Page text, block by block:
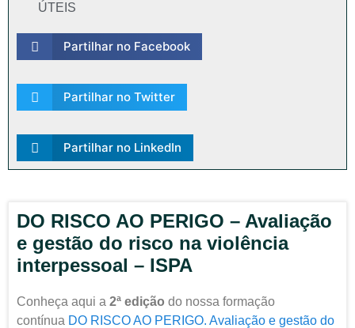
ÚTEIS
Partilhar no Facebook
Partilhar no Twitter
Partilhar no LinkedIn
DO RISCO AO PERIGO – Avaliação
e gestão do risco na violência
interpessoal – ISPA
Conheça aqui a 2ª edição do nossa formação
contínua DO RISCO AO PERIGO. Avaliação e gestão do